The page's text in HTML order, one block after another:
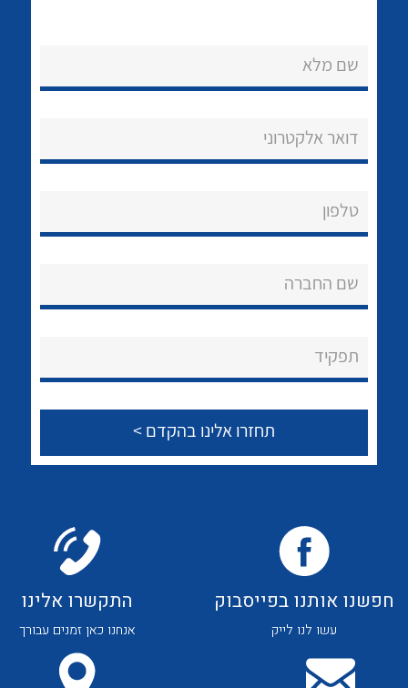
נקודות מכירה
About Ateka Ltd.
צור קשר
לכל מוצרי היצרן
לכל מוצרי היצרן לכל מוצרי היצרן
לכל מוצרי היצרן
שם מלא
דואר אלקטרוני
טלפון
שם החברה
תפקיד
חפשנו אותנו בפייסבוק
עשו לנו לייק
התקשרו אלינו
אנחנו כאן זמנים עבורך